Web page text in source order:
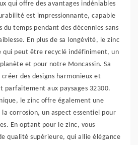
qui offre des avantages indéniables
est impressionnante, capable
du temps pendant des décennies sans
En plus de sa longévité, le zinc
qui peut être recyclé indéfiniment, un
et pour notre Moncassin. Sa
des designs harmonieux et
parfaitement aux paysages 32300.
le zinc offre également une
corrosion, un aspect essentiel pour
En optant pour le zinc, vous
qualité supérieure, qui allie élégance